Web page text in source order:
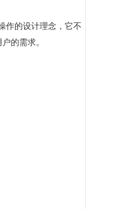
作的设计理念，它不
的需求。